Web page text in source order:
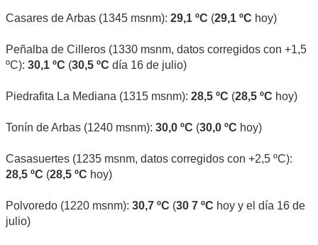
Casares de Arbas (1345 msnm): 29,1 ºC (29,1 ºC hoy)
Peñalba de Cilleros (1330 msnm, datos corregidos con +1,5
ºC): 30,1 ºC (30,5 ºC día 16 de julio)
Piedrafita La Mediana (1315 msnm): 28,5 ºC (28,5 ºC hoy)
Tonín de Arbas (1240 msnm): 30,0 ºC (30,0 ºC hoy)
Casasuertes (1235 msnm, datos corregidos con +2,5 ºC):
28,5 ºC (28,5 ºC hoy)
Polvoredo (1220 msnm): 30,7 ºC (30 7 ºC hoy y el día 16 de
julio)